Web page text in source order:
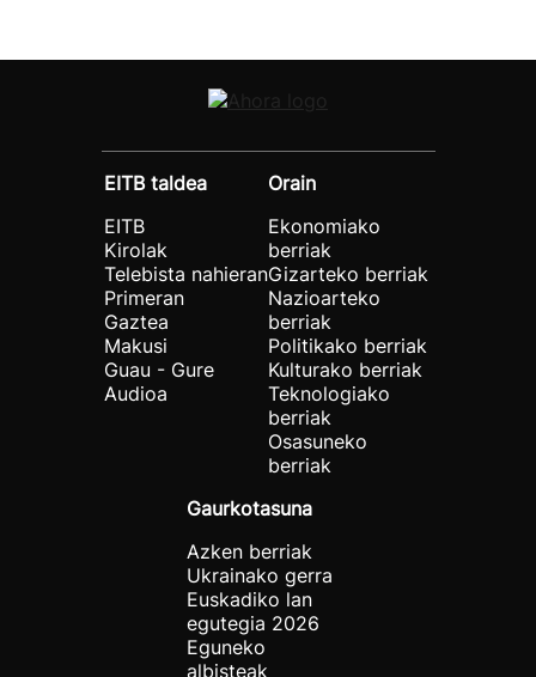
EITB taldea
EITB
Kirolak
Telebista nahieran
Primeran
Gaztea
Makusi
Guau - Gure
Audioa
Orain
Ekonomiako
berriak
Gizarteko berriak
Nazioarteko
berriak
Politikako berriak
Kulturako berriak
Teknologiako
berriak
Osasuneko
berriak
Gaurkotasuna
Azken berriak
Ukrainako gerra
Euskadiko lan
egutegia 2026
Eguneko
albisteak